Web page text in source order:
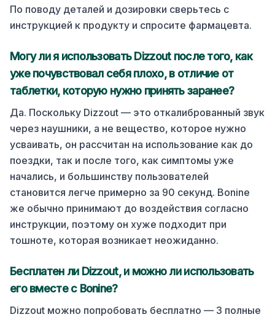
По поводу деталей и дозировки сверьтесь с
инструкцией к продукту и спросите фармацевта.
Могу ли я использовать Dizzout после того, как
уже почувствовал себя плохо, в отличие от
таблетки, которую нужно принять заранее?
Да. Поскольку Dizzout — это откалиброванный звук
через наушники, а не вещество, которое нужно
усваивать, он рассчитан на использование как до
поездки, так и после того, как симптомы уже
начались, и большинству пользователей
становится легче примерно за 90 секунд. Bonine
же обычно принимают до воздействия согласно
инструкции, поэтому он хуже подходит при
тошноте, которая возникает неожиданно.
Бесплатен ли Dizzout, и можно ли использовать
его вместе с Bonine?
Dizzout можно попробовать бесплатно — 3 полные